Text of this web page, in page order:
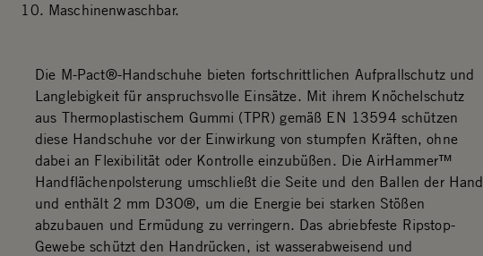
Maschinenwaschbar.
Die M-Pact®-Handschuhe bieten fortschrittlichen Aufprallschutz und
Langlebigkeit für anspruchsvolle Einsätze. Mit ihrem Knöchelschutz
aus Thermoplastischem Gummi (TPR) gemäß EN 13594 schützen
diese Handschuhe vor der Einwirkung von stumpfen Kräften, ohne
dabei an Flexibilität oder Kontrolle einzubüßen. Die AirHammer™
Handflächenpolsterung umschließt die Seite und den Ballen der Hand
und enthält 2 mm D3O®, um die Energie bei starken Stößen
abzubauen und Ermüdung zu verringern. Das abriebfeste Ripstop-
Gewebe schützt den Handrücken, ist wasserabweisend und